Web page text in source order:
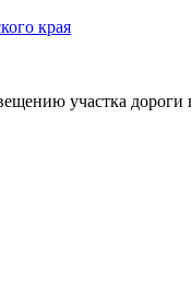
края
участка дороги